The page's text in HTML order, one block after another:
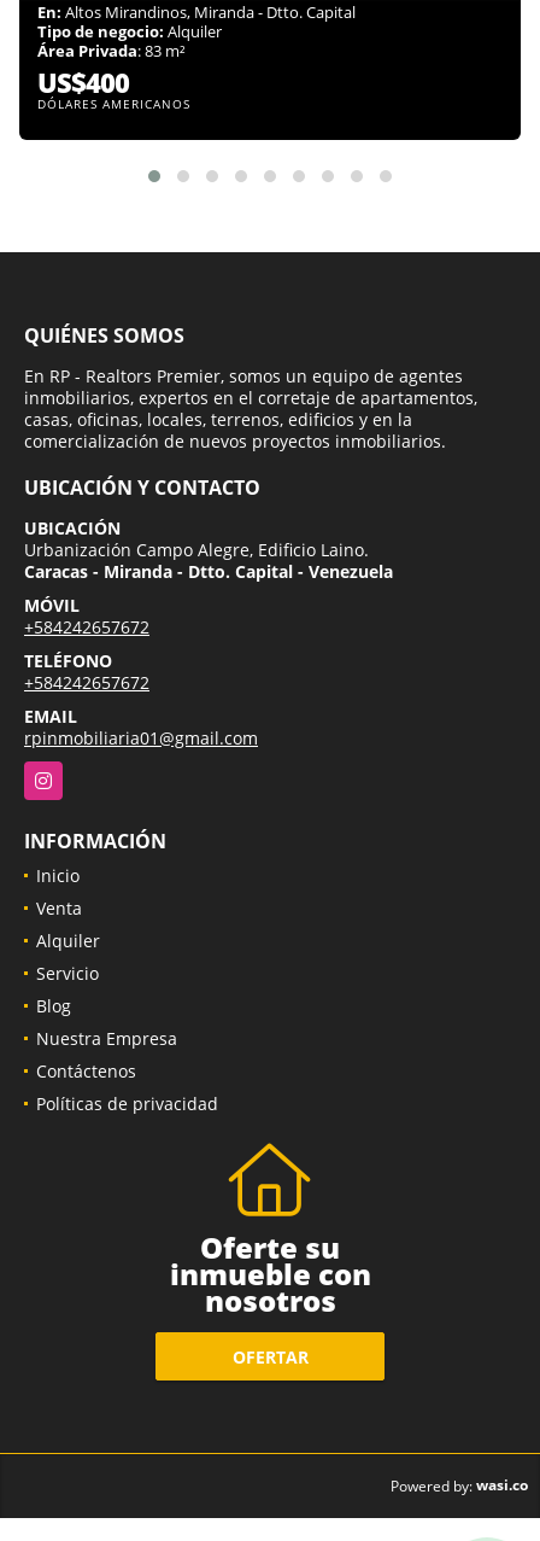
En: Altos Mirandinos, Miranda - Dtto. Capital
Tipo de negocio: Alquiler
Área Privada: 83 m²
US$400
DÓLARES AMERICANOS
QUIÉNES SOMOS
En RP - Realtors Premier, somos un equipo de agentes
inmobiliarios, expertos en el corretaje de apartamentos,
casas, oficinas, locales, terrenos, edificios y en la
comercialización de nuevos proyectos inmobiliarios.
UBICACIÓN Y CONTACTO
UBICACIÓN
Urbanización Campo Alegre, Edificio Laino.
Caracas - Miranda - Dtto. Capital - Venezuela
MÓVIL
+584242657672
TELÉFONO
+584242657672
EMAIL
rpinmobiliaria01@gmail.com
Instagram
INFORMACIÓN
Inicio
Venta
Alquiler
Servicio
Blog
Nuestra Empresa
Contáctenos
Políticas de privacidad
Oferte su
inmueble con
nosotros
OFERTAR
Powered by:wasi.co